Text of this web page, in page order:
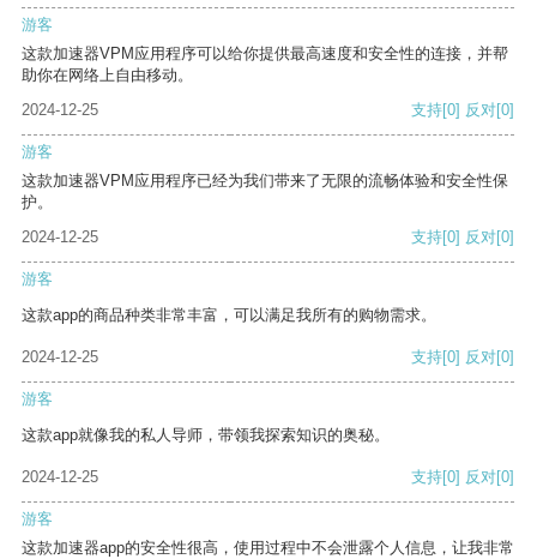
游客
这款加速器VPM应用程序可以给你提供最高速度和安全性的连接，并帮
助你在网络上自由移动。
2024-12-25
支持[0] 反对[0]
游客
这款加速器VPM应用程序已经为我们带来了无限的流畅体验和安全性保
护。
2024-12-25
支持[0] 反对[0]
游客
这款app的商品种类非常丰富，可以满足我所有的购物需求。
2024-12-25 支持[0] 反对[0]
游客
这款app就像我的私人导师，带领我探索知识的奥秘。
2024-12-25 支持[0] 反对[0]
游客
这款加速器app的安全性很高，使用过程中不会泄露个人信息，让我非常